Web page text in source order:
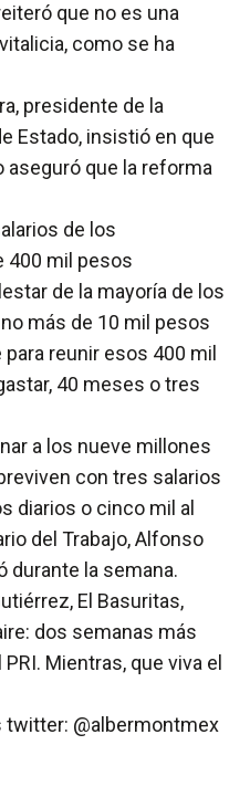
que no es una
como se ha
presidente de la
Estado, insistió en que
aseguró que la reforma
de los
400 mil pesos
de la mayoría de los
más de 10 mil pesos
reunir esos 400 mil
40 meses o tres
a los nueve millones
con tres salarios
diarios o cinco mil al
del Trabajo, Alfonso
durante la semana.
El Basuritas,
dos semanas más
Mientras, que viva el
twitter: @albermontmex